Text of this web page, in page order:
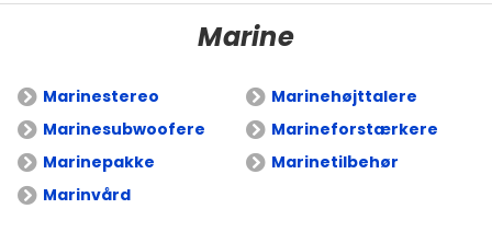
Marine
Marinestereo
Marinehøjttalere
Marinesubwoofere
Marineforstærkere
Marinepakke
Marinetilbehør
Marinvård